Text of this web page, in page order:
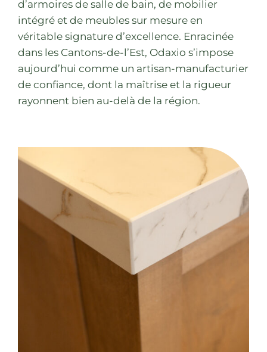
d’armoires de salle de bain, de mobilier
intégré et de meubles sur mesure en
véritable signature d’excellence. Enracinée
dans les Cantons-de-l’Est, Odaxio s’impose
aujourd’hui comme un artisan-manufacturier
de confiance, dont la maîtrise et la rigueur
rayonnent bien au-delà de la région.